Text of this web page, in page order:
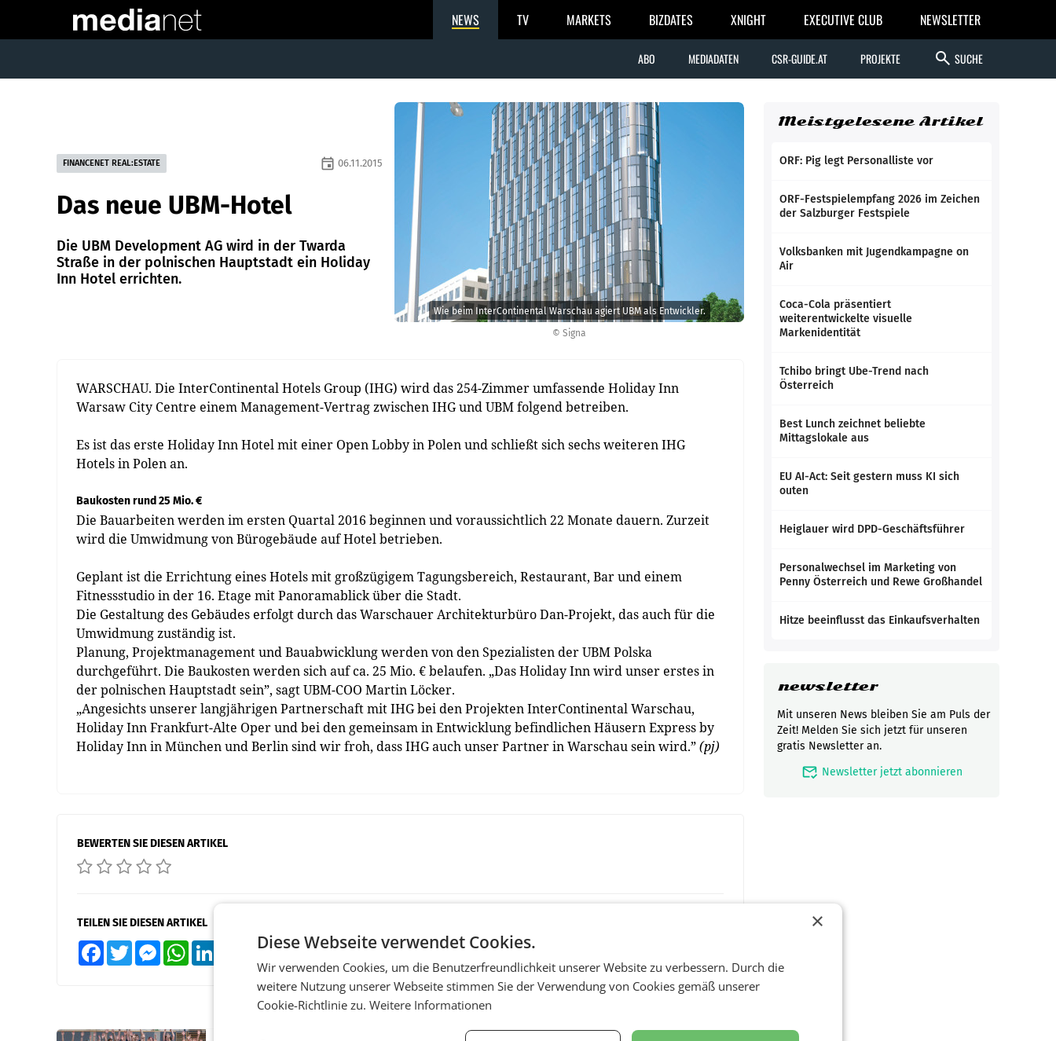
NEWS TV MARKETS BIZDATES XNIGHT EXECUTIVE CLUB NEWSLETTER
ABO MEDIADATEN CSR-GUIDE.AT PROJEKTE search SUCHE
© Signa
Wie beim InterContinental Warschau agiert UBM als Entwickler.
FINANCENET REAL:ESTATE event 06.11.2015
Das neue UBM-Hotel
Die UBM Development AG wird in der Twarda
Straße in der polnischen Hauptstadt ein Holiday
Inn Hotel errichten.
WARSCHAU. Die InterContinental Hotels Group (IHG) wird das 254-Zimmer umfassende Holiday Inn
Warsaw City Centre einem Management-Vertrag zwischen IHG und UBM folgend betreiben.
Es ist das erste Holiday Inn Hotel mit einer Open Lobby in Polen und schließt sich sechs weiteren IHG
Hotels in Polen an.
Baukosten rund 25 Mio. €
Die Bauarbeiten werden im ersten Quartal 2016 beginnen und voraussichtlich 22 Monate dauern. Zurzeit
wird die Umwidmung von Bürogebäude auf Hotel betrieben.
Geplant ist die Errichtung eines Hotels mit großzügigem Tagungsbereich, Restaurant, Bar und einem
Fitnessstudio in der 16. Etage mit Panoramablick über die Stadt.
Die Gestaltung des Gebäudes erfolgt durch das Warschauer Architekturbüro Dan-Projekt, das auch für die
Umwidmung zuständig ist.
Planung, Projektmanagement und Bauabwicklung werden von den Spezialisten der UBM Polska
durchgeführt. Die Baukosten werden sich auf ca. 25 Mio. € belaufen. „Das Holiday Inn wird unser erstes in
der polnischen Hauptstadt sein”, sagt UBM-COO Martin Löcker.
„Angesichts unserer langjährigen Partnerschaft mit IHG bei den Projekten InterContinental Warschau,
Holiday Inn Frankfurt-Alte Oper und bei den gemeinsam in Entwicklung befindlichen Häusern Express by
Holiday Inn in München und Berlin sind wir froh, dass IHG auch unser Partner in Warschau sein wird.”(pj)
BEWERTEN SIE DIESEN ARTIKEL
TEILEN SIE DIESEN ARTIKEL
FacebookTwitter MessengerWhatsApp XING Teilen
Meistgelesene Artikel
ORF: Pig legt Personalliste vor
ORF-Festspielempfang 2026 im Zeichen
der Salzburger Festspiele
Volksbanken mit Jugendkampagne on
Air
Coca-Cola präsentiert
weiterentwickelte visuelle
Markenidentität
Tchibo bringt Ube-Trend nach
Österreich
Best Lunch zeichnet beliebte
Mittagslokale aus
EU AI-Act: Seit gestern muss KI sich
outen
Heiglauer wird DPD-Geschäftsführer
Personalwechsel im Marketing von
Penny Österreich und Rewe Großhandel
Hitze beeinflusst das Einkaufsverhalten
newsletter
Mit unseren News bleiben Sie am Puls der
Zeit! Melden Sie sich jetzt für unseren
gratis Newsletter an.
mark_email_read Newsletter jetzt abonnieren
×
Diese Webseite verwendet Cookies.
Wir verwenden Cookies, um die Benutzerfreundlichkeit unserer Website zu verbessern. Durch die
weitere Nutzung unserer Webseite stimmen Sie der Verwendung von Cookies gemäß unserer
Cookie-Richtlinie zu. Weitere Informationen